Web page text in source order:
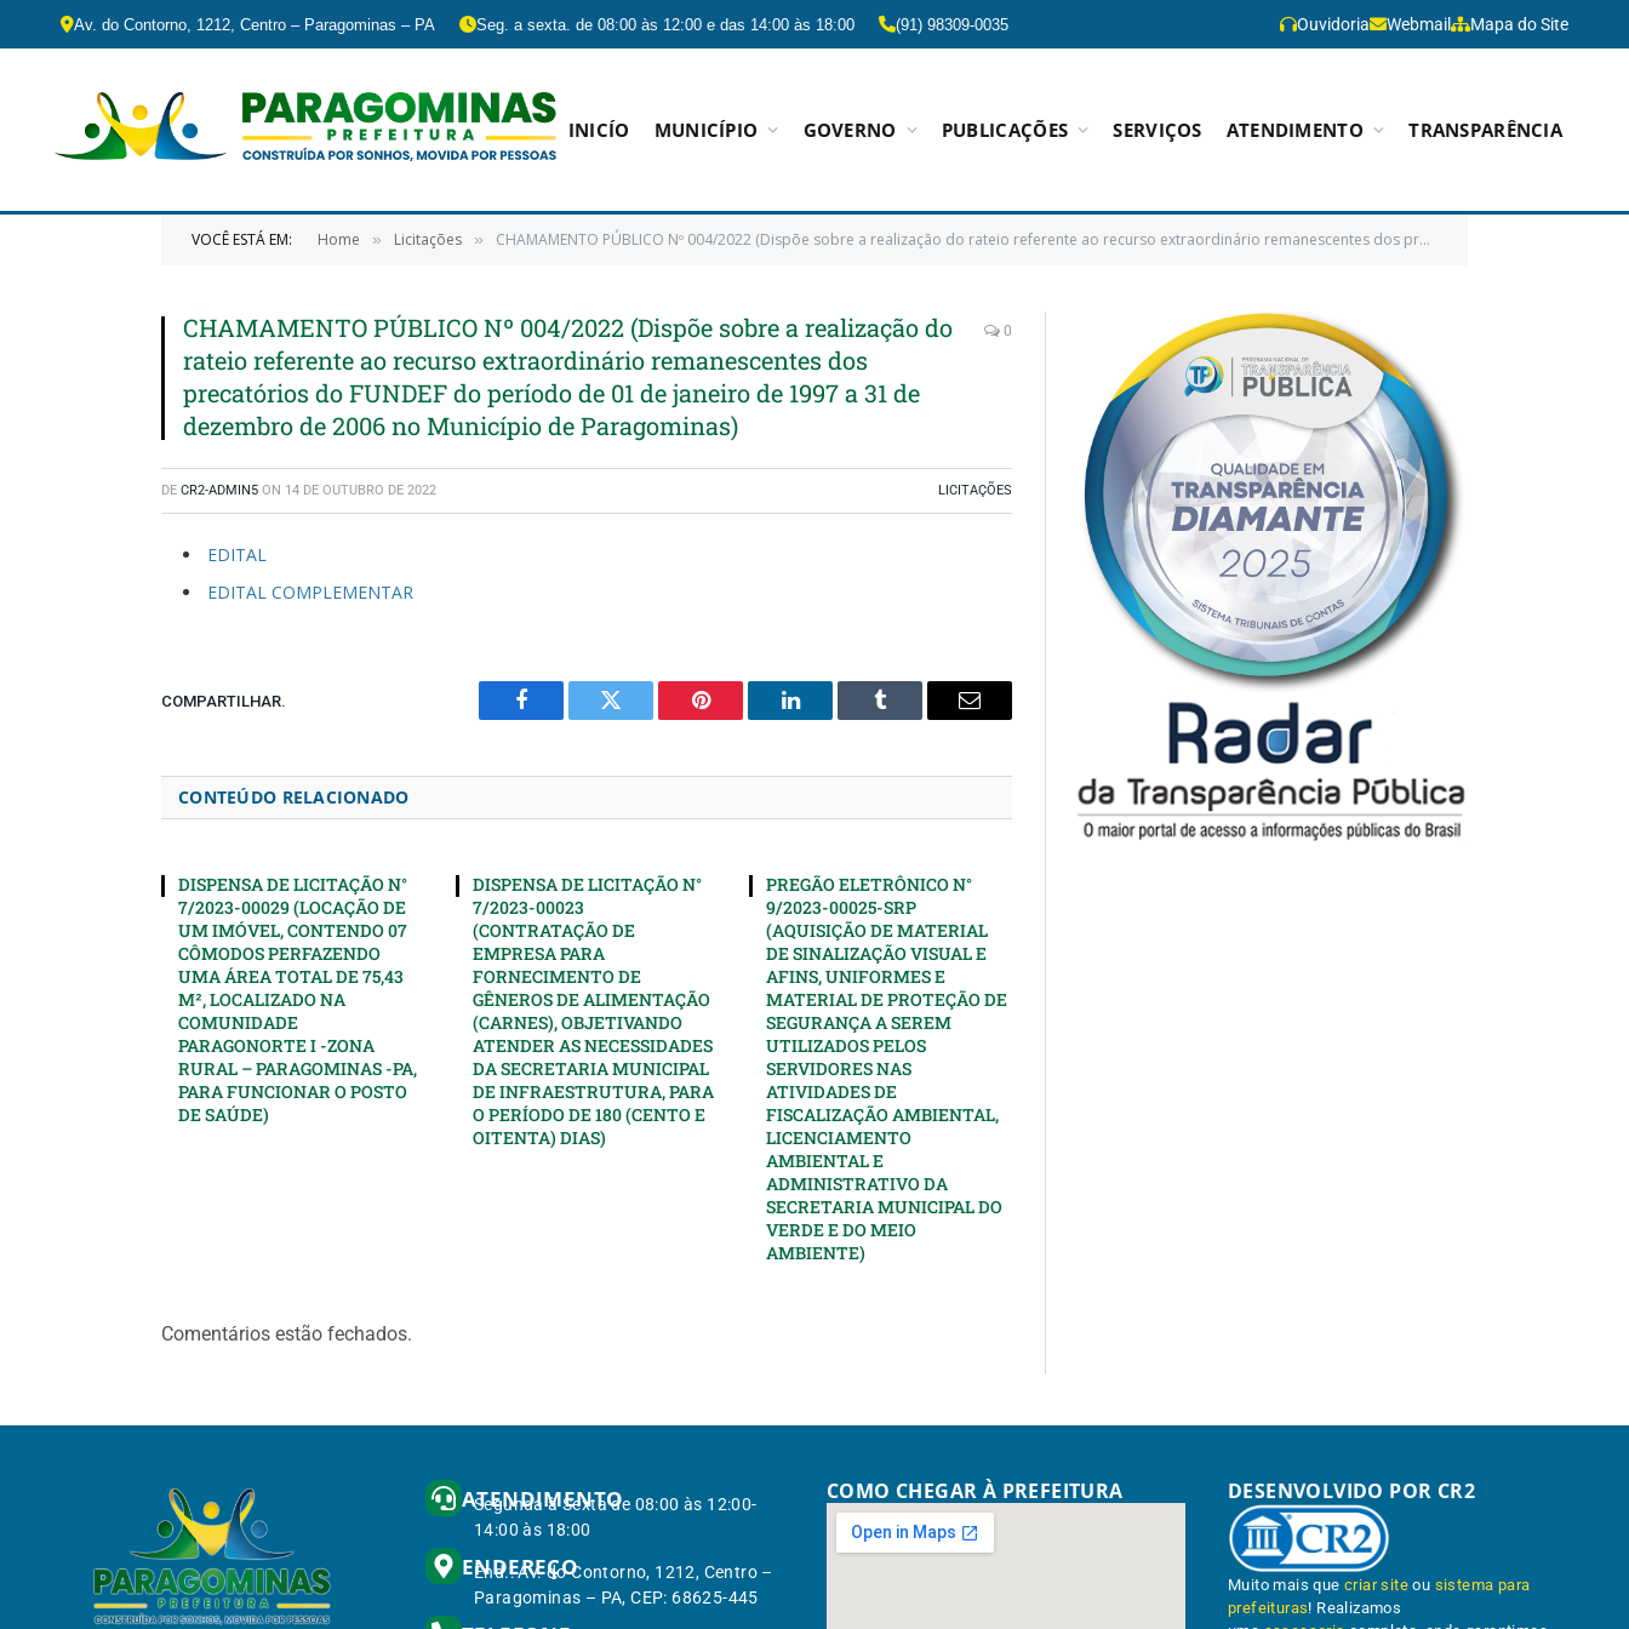
Av. do Contorno, 1212, Centro – Paragominas – PA Seg. a sexta. de 08:00 às 12:00 e das 14:00 às 18:00 (91) 98309-0035 Ouvidoria Webmail Mapa do Site
INICÍO MUNICÍPIO GOVERNO PUBLICAÇÕES SERVIÇOS ATENDIMENTO TRANSPARÊNCIA
VOCÊ ESTÁ EM: Home » Licitações » CHAMAMENTO PÚBLICO Nº 004/2022 (Dispõe sobre a realização do rateio referente ao recurso extraordinário remanescentes dos precatórios do FUNDEF do período de 01 de janeiro de 1997 a 31 de dezembro de 2006 no Município de Paragominas)
CHAMAMENTO PÚBLICO Nº 004/2022 (Dispõe sobre a realização do
rateio referente ao recurso extraordinário remanescentes dos
precatórios do FUNDEF do período de 01 de janeiro de 1997 a 31 de
dezembro de 2006 no Município de Paragominas)
0
DE CR2-ADMIN5 ON 14 DE OUTUBRO DE 2022 LICITAÇÕES
EDITAL
EDITAL COMPLEMENTAR
COMPARTILHAR.
Facebook Twitter Pinterest LinkedIn Tumblr Email
CONTEÚDO RELACIONADO
DISPENSA DE LICITAÇÃO N°
7/2023-00029 (LOCAÇÃO DE
UM IMÓVEL, CONTENDO 07
CÔMODOS PERFAZENDO
UMA ÁREA TOTAL DE 75,43
M², LOCALIZADO NA
COMUNIDADE
PARAGONORTE I -ZONA
RURAL – PARAGOMINAS -PA,
PARA FUNCIONAR O POSTO
DE SAÚDE)
DISPENSA DE LICITAÇÃO N°
7/2023-00023
(CONTRATAÇÃO DE
EMPRESA PARA
FORNECIMENTO DE
GÊNEROS DE ALIMENTAÇÃO
(CARNES), OBJETIVANDO
ATENDER AS NECESSIDADES
DA SECRETARIA MUNICIPAL
DE INFRAESTRUTURA, PARA
O PERÍODO DE 180 (CENTO E
OITENTA) DIAS)
PREGÃO ELETRÔNICO N°
9/2023-00025-SRP
(AQUISIÇÃO DE MATERIAL
DE SINALIZAÇÃO VISUAL E
AFINS, UNIFORMES E
MATERIAL DE PROTEÇÃO DE
SEGURANÇA A SEREM
UTILIZADOS PELOS
SERVIDORES NAS
ATIVIDADES DE
FISCALIZAÇÃO AMBIENTAL,
LICENCIAMENTO
AMBIENTAL E
ADMINISTRATIVO DA
SECRETARIA MUNICIPAL DO
VERDE E DO MEIO
AMBIENTE)
Comentários estão fechados.
ATENDIMENTO
Segunda à Sexta de 08:00 às 12:00-
14:00 às 18:00
ENDEREÇO
End.: Av. do Contorno, 1212, Centro –
Paragominas – PA, CEP: 68625-445
COMO CHEGAR À PREFEITURA DESENVOLVIDO POR CR2
Muito mais quecriar site ou sistema para
prefeituras! Realizamos